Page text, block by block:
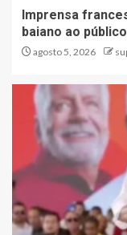
Imprensa
baiano ao
agosto 5, 2026